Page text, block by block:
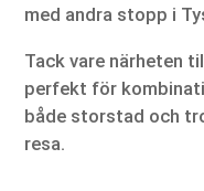
med andra stopp i
Tack vare närheten
perfekt för
både storstad och
resa.